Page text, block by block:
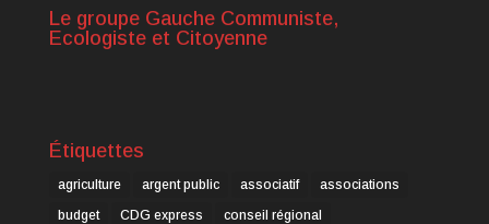
Le groupe Gauche Communiste,
Ecologiste et Citoyenne
Étiquettes
agriculture argent public associatif
associations
budget
CDG express
conseil régional